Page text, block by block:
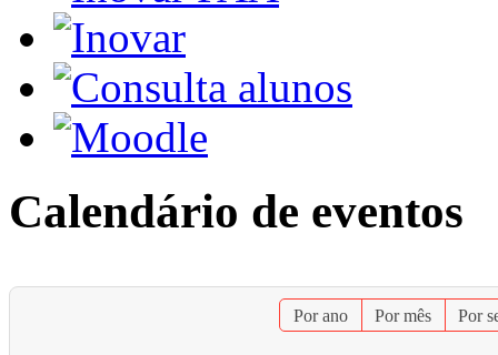
Calendário de eventos
Por ano Por mês Por